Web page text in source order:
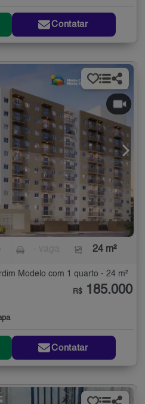
Contatar
24 m²
Modelo com 1 quarto - 24 m²
R$ 185.000
Contatar